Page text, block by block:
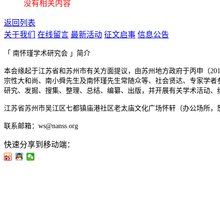
没有相关内容
返回列表
关于我们
在线留言 最新活动 征文启事 信息公告
「 南怀瑾学术研究会 」简介
本会缘起于江苏省和苏州市有关方面提议，由苏州地方政府于丙申（
宗性大和尚、南小舜先生及南怀瑾先生常随众等、社会贤达、专家学
研究、发掘、搜集、整理、总结、编纂、出版，并开展有关学术活动
江苏省苏州市吴江区七都镇庙港社区老太庙文化广场怀轩（办公场所，
联系邮箱：ws@nanss.org
快速分享到移动端：